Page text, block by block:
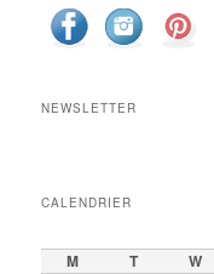
NEWSLETTER
CALENDRIER
M T W